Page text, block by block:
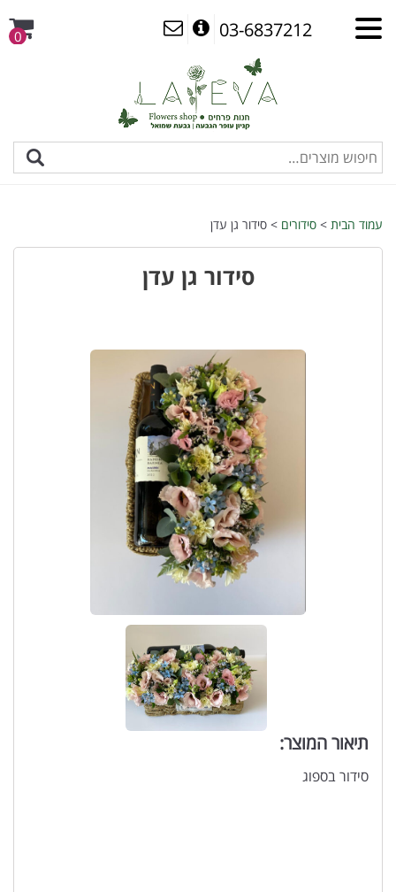
03-6837212
0
עמוד הבית > סידורים > סידור גן עדן
סידור גן עדן
תיאור המוצר:
סידור בספוג